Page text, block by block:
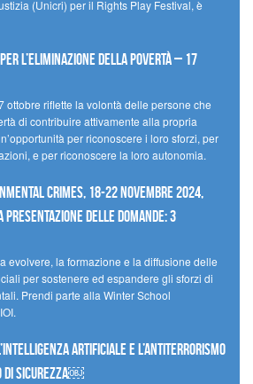
(Unicri) per il Rights Play Festival, è
l’eliminazione della povertà – 17
ottobre riflette la volontà delle persone che
di contribuire attivamente alla propria
per riconoscere i loro sforzi, per
e per riconoscere la loro autonomia.
Crimes, 18-22 novembre 2024,
presentazione delle domande: 3
evolvere, la formazione e la diffusione delle
per sostenere ed espandere gli sforzi di
Prendi parte alla Winter School
artificiale e l’antiterrorismo
di Sicurezza￼